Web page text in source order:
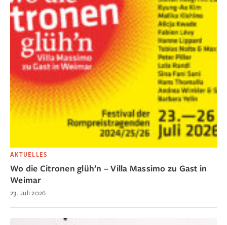
AKTUELLES
Wo die Citronen glüh’n – Villa Massimo zu Gast in
Weimar
23. Juli 2026